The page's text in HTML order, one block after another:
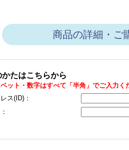
商品の詳細・ご
たはこちらから
ット・数字はすべて「半角」でご入力く
ス(ID)：